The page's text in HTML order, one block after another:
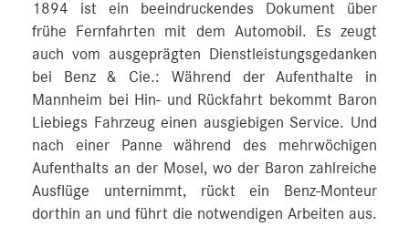
1894 ist ein beeindruckendes Dokument über
frühe Fernfahrten mit dem Automobil. Es zeugt
auch vom ausgeprägten Dienstleistungsgedanken
bei Benz & Cie.: Während der Aufenthalte in
Mannheim bei Hin- und Rückfahrt bekommt Baron
Liebiegs Fahrzeug einen ausgiebigen Service. Und
nach einer Panne während des mehrwöchigen
Aufenthalts an der Mosel, wo der Baron zahlreiche
Ausflüge unternimmt, rückt ein Benz-Monteur
dorthin an und führt die notwendigen Arbeiten aus.